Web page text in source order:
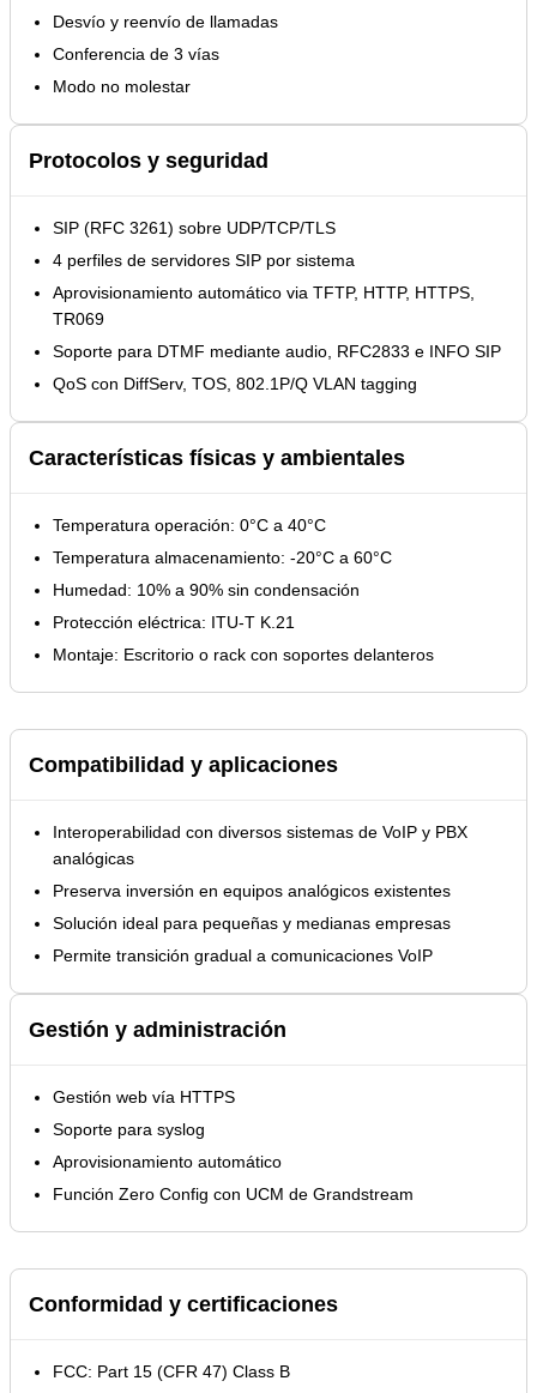
Desvío y reenvío de llamadas
Conferencia de 3 vías
Modo no molestar
Protocolos y seguridad
SIP (RFC 3261) sobre UDP/TCP/TLS
4 perfiles de servidores SIP por sistema
Aprovisionamiento automático via TFTP, HTTP, HTTPS,
TR069
Soporte para DTMF mediante audio, RFC2833 e INFO SIP
QoS con DiffServ, TOS, 802.1P/Q VLAN tagging
Características físicas y ambientales
Temperatura operación: 0°C a 40°C
Temperatura almacenamiento: -20°C a 60°C
Humedad: 10% a 90% sin condensación
Protección eléctrica: ITU-T K.21
Montaje: Escritorio o rack con soportes delanteros
Compatibilidad y aplicaciones
Interoperabilidad con diversos sistemas de VoIP y PBX
analógicas
Preserva inversión en equipos analógicos existentes
Solución ideal para pequeñas y medianas empresas
Permite transición gradual a comunicaciones VoIP
Gestión y administración
Gestión web vía HTTPS
Soporte para syslog
Aprovisionamiento automático
Función Zero Config con UCM de Grandstream
Conformidad y certificaciones
FCC: Part 15 (CFR 47) Class B